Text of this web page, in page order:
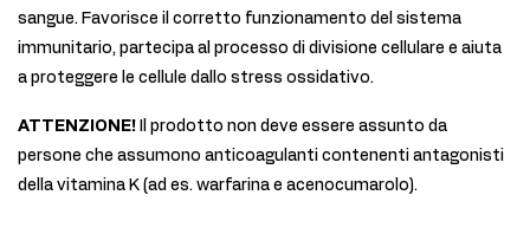
sangue. Favorisce il corretto funzionamento del sistema
immunitario, partecipa al processo di divisione cellulare e aiuta
a proteggere le cellule dallo stress ossidativo.
ATTENZIONE! Il prodotto non deve essere assunto da
persone che assumono anticoagulanti contenenti antagonisti
della vitamina K (ad es. warfarina e acenocumarolo).